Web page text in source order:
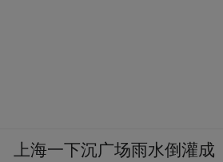
上海一下沉广场雨水倒灌成